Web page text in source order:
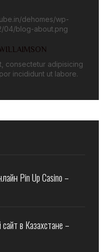
consectetur adipisicing
incididunt ut labore.
Pin Up Casino –
в Казахстане –